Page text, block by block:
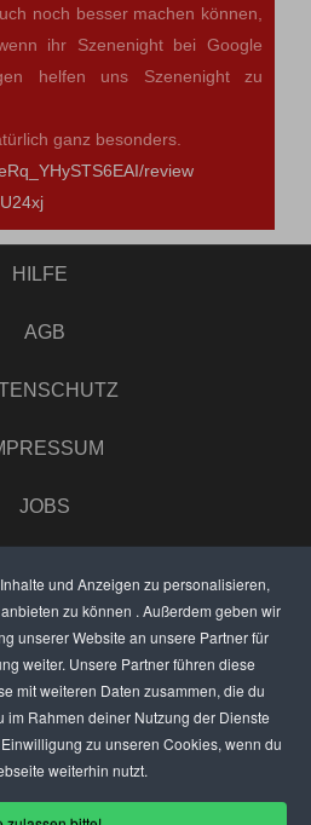
und Anzeigen zu personalisieren,
zu können . Außerdem geben wir
unserer Website an unsere Partner für
weiter. Unsere Partner führen diese
mit weiteren Daten zusammen, die du
im Rahmen deiner Nutzung der Dienste
zu unseren Cookies, wenn du
weiterhin nutzt.
noch besser machen können,
ihr Szenenight bei Google
helfen uns Szenenight zu
ganz besonders.
review
HILFE
AGB
JOBS
PREISE
UNS
KONTAKT